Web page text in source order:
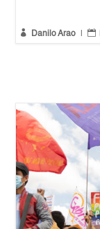
 Danilo Arao 